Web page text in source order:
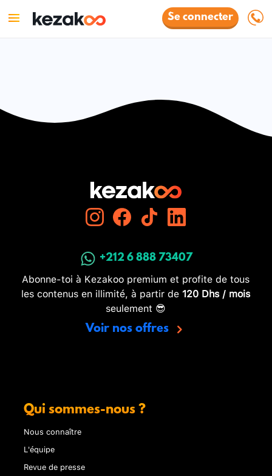
Se connecter
+212 6 888 73407
Abonne-toi à Kezakoo premium et profite de tous
les contenus en illimité, à partir de 120 Dhs / mois
seulement 😎
Voir nos offres
Qui sommes-nous ?
Nous connaître
L'équipe
Revue de presse